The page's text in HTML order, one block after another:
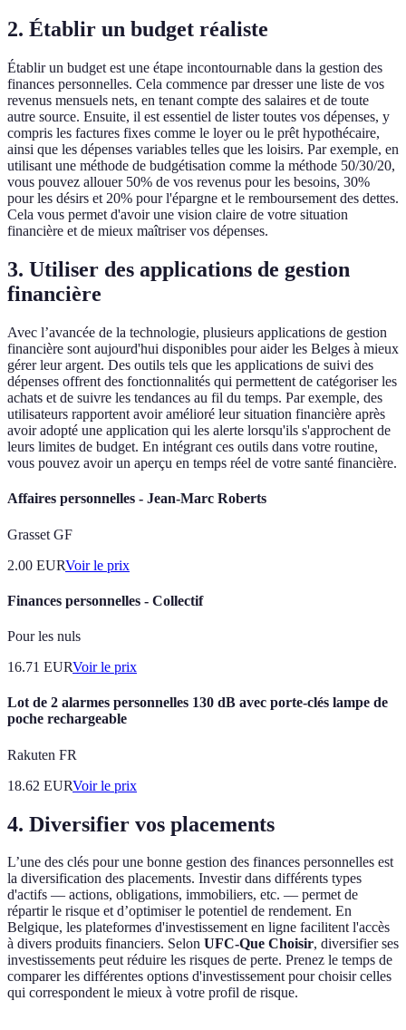
2. Établir un budget réaliste
Établir un budget est une étape incontournable dans la gestion des
finances personnelles. Cela commence par dresser une liste de vos
revenus mensuels nets, en tenant compte des salaires et de toute
autre source. Ensuite, il est essentiel de lister toutes vos dépenses, y
compris les factures fixes comme le loyer ou le prêt hypothécaire,
ainsi que les dépenses variables telles que les loisirs. Par exemple, en
utilisant une méthode de budgétisation comme la méthode 50/30/20,
vous pouvez allouer 50% de vos revenus pour les besoins, 30%
pour les désirs et 20% pour l'épargne et le remboursement des dettes.
Cela vous permet d'avoir une vision claire de votre situation
financière et de mieux maîtriser vos dépenses.
3. Utiliser des applications de gestion
financière
Avec l’avancée de la technologie, plusieurs applications de gestion
financière sont aujourd'hui disponibles pour aider les Belges à mieux
gérer leur argent. Des outils tels que les applications de suivi des
dépenses offrent des fonctionnalités qui permettent de catégoriser les
achats et de suivre les tendances au fil du temps. Par exemple, des
utilisateurs rapportent avoir amélioré leur situation financière après
avoir adopté une application qui les alerte lorsqu'ils s'approchent de
leurs limites de budget. En intégrant ces outils dans votre routine,
vous pouvez avoir un aperçu en temps réel de votre santé financière.
Affaires personnelles - Jean-Marc Roberts
Grasset GF
2.00 EURVoir le prix
Finances personnelles - Collectif
Pour les nuls
16.71 EURVoir le prix
Lot de 2 alarmes personnelles 130 dB avec porte-clés lampe de
poche rechargeable
Rakuten FR
18.62 EURVoir le prix
4. Diversifier vos placements
L’une des clés pour une bonne gestion des finances personnelles est
la diversification des placements. Investir dans différents types
d'actifs — actions, obligations, immobiliers, etc. — permet de
répartir le risque et d’optimiser le potentiel de rendement. En
Belgique, les plateformes d'investissement en ligne facilitent l'accès
à divers produits financiers. Selon UFC-Que Choisir, diversifier ses
investissements peut réduire les risques de perte. Prenez le temps de
comparer les différentes options d'investissement pour choisir celles
qui correspondent le mieux à votre profil de risque.